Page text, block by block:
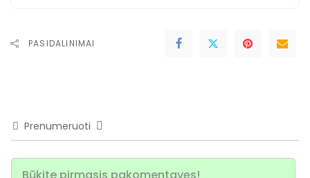
PASIDALINIMAI
Prenumeruoti